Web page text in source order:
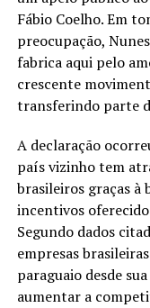
Fábio Coelho. Em
preocupação,
fabrica aqui pelo
crescente
transferindo parte
A declaração
país vizinho tem
brasileiros graças à
incentivos
Segundo dados
empresas
paraguaio desde
aumentar a